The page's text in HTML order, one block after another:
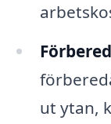
ut ytan,